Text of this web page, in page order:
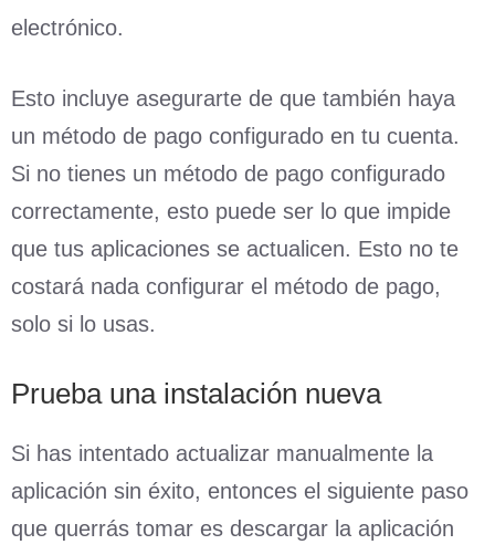
electrónico.
Esto incluye asegurarte de que también haya
un método de pago configurado en tu cuenta.
Si no tienes un método de pago configurado
correctamente, esto puede ser lo que impide
que tus aplicaciones se actualicen. Esto no te
costará nada configurar el método de pago,
solo si lo usas.
Prueba una instalación nueva
Si has intentado actualizar manualmente la
aplicación sin éxito, entonces el siguiente paso
que querrás tomar es descargar la aplicación